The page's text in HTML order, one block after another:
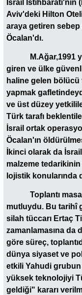
İsrail
Aviv'deki Hilton
araya getiren sebep
Öcalan'dı.
M.Ağar,1991
giren ve ülke
haline gelen
yapmak
ve üst düzey
Türk tarafı
İsrail ortak
Öcalan'ın
İkinci olarak da
malzeme tedarikinin
lojistik konularında
Toplantı
mutluydu. Bu tarihî
silah tüccarı Ertaç
zamanlamasına da
göre süreç,
dünya siyaset ve
etkili Yahudi
yüksek teknolojiyi
geldiği" kararı